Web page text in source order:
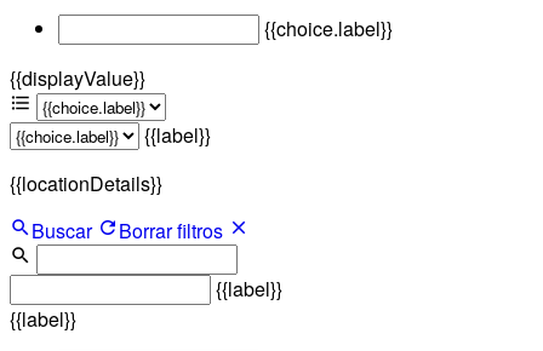
{{choice.label}}
{{displayValue}}
{{label}}
{{locationDetails}}
Buscar
Borrar filtros
{{label}}
{{label}}